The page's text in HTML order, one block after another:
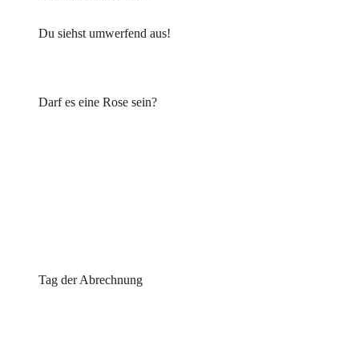
Du siehst umwerfend aus!
Darf es eine Rose sein?
Tag der Abrechnung